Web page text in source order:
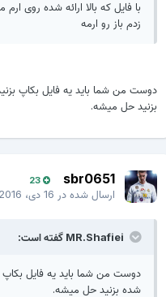
با فایل که بالا ارائه شده روی
زدم باز رو ارمه
دوست من شما باید یه فایل بکاپ
بزنید حل میشه.
sbr0651
23
ارسال شده در16 دی، 2016
MR.Shafiei گفته است:
دوست من شما باید یه فایل بکاپ
شده بزنید حل میشه.